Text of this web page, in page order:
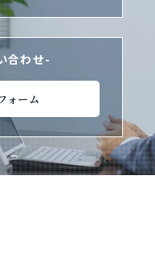
合わせ-
ォーム